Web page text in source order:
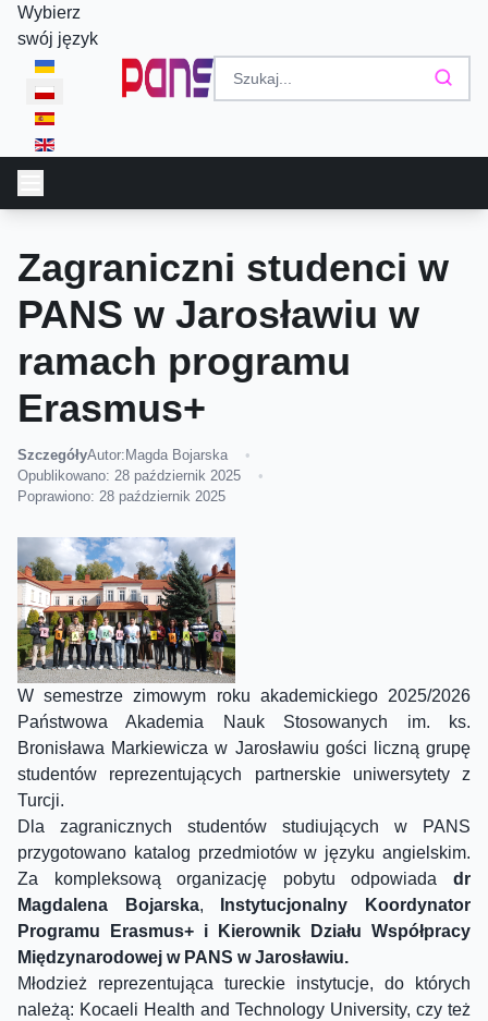
Wybierz
swój język
Zagraniczni studenci w
PANS w Jarosławiu w
ramach programu
Erasmus+
SzczegółyAutor: Magda Bojarska
Opublikowano: 28 październik 2025
Poprawiono: 28 październik 2025
W semestrze zimowym roku akademickiego 2025/2026
Państwowa Akademia Nauk Stosowanych im. ks.
Bronisława Markiewicza w Jarosławiu gości liczną grupę
studentów reprezentujących partnerskie uniwersytety z
Turcji.
Dla zagranicznych studentów studiujących w PANS
przygotowano katalog przedmiotów w języku angielskim.
Za kompleksową organizację pobytu odpowiada dr
Magdalena Bojarska,
Instytucjonalny Koordynator
Programu Erasmus+ i Kierownik Działu Współpracy
Międzynarodowej w PANS w Jarosławiu.
Młodzież reprezentująca tureckie instytucje, do których
należą: Kocaeli Health and Technology University, czy też